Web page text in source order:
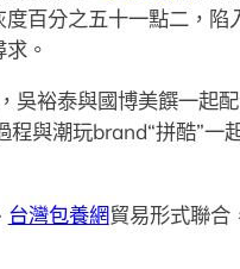
百分之五十一點二，
。
吳裕泰與國博美饌一起
與潮玩brand“拼酷”一
台灣包養網貿易形式聯合